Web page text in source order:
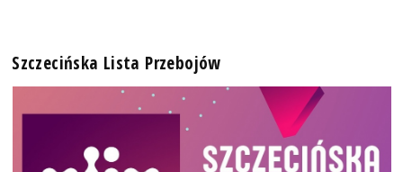
Szczecińska Lista Przebojów